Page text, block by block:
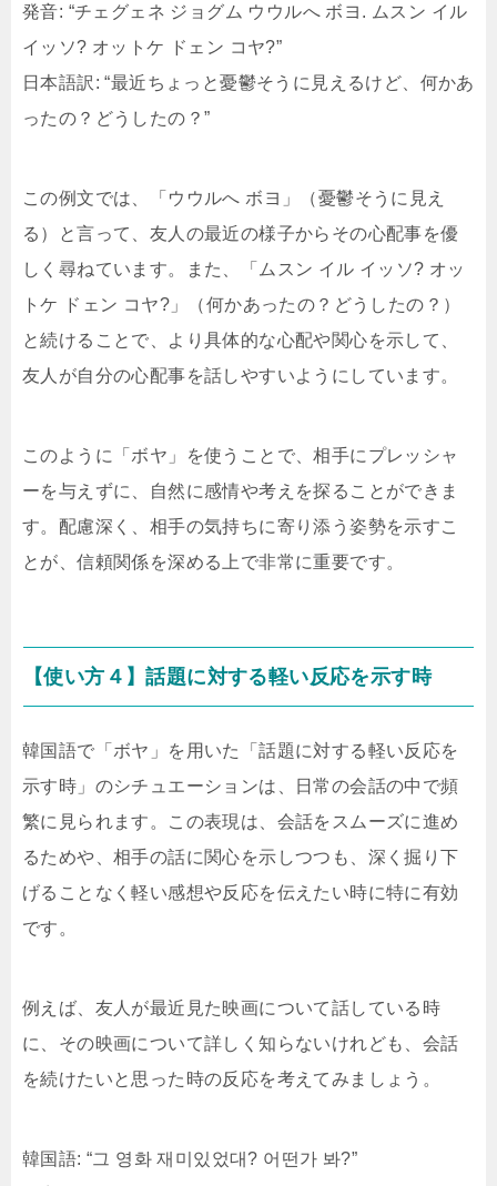
発音: “チェグェネ ジョグム ウウルへ ボヨ. ムスン イル
イッソ? オットケ ドェン コヤ?”
日本語訳: “最近ちょっと憂鬱そうに見えるけど、何かあ
ったの？どうしたの？”
この例文では、「ウウルへ ボヨ」（憂鬱そうに見え
る）と言って、友人の最近の様子からその心配事を優
しく尋ねています。また、「ムスン イル イッソ? オッ
トケ ドェン コヤ?」（何かあったの？どうしたの？）
と続けることで、より具体的な心配や関心を示して、
友人が自分の心配事を話しやすいようにしています。
このように「ボヤ」を使うことで、相手にプレッシャ
ーを与えずに、自然に感情や考えを探ることができま
す。配慮深く、相手の気持ちに寄り添う姿勢を示すこ
とが、信頼関係を深める上で非常に重要です。
【使い方４】話題に対する軽い反応を示す時
韓国語で「ボヤ」を用いた「話題に対する軽い反応を
示す時」のシチュエーションは、日常の会話の中で頻
繁に見られます。この表現は、会話をスムーズに進め
るためや、相手の話に関心を示しつつも、深く掘り下
げることなく軽い感想や反応を伝えたい時に特に有効
です。
例えば、友人が最近見た映画について話している時
に、その映画について詳しく知らないけれども、会話
を続けたいと思った時の反応を考えてみましょう。
韓国語: “그 영화 재미있었대? 어떤가 봐?”